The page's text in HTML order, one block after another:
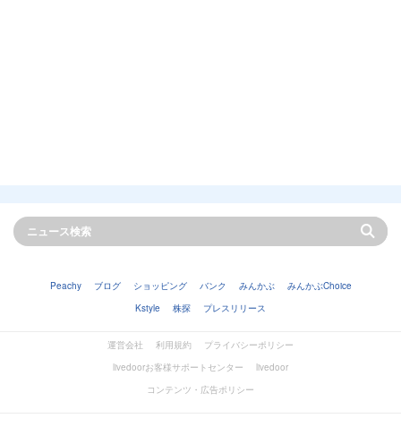
Peachy ブログ ショッピング バンク みんかぶ
みんかぶChoice
Kstyle
株探 プレスリリース
運営会社 利用規約
プライバシーポリシー
livedoorお客様サポートセンター
livedoor
コンテンツ・広告ポリシー